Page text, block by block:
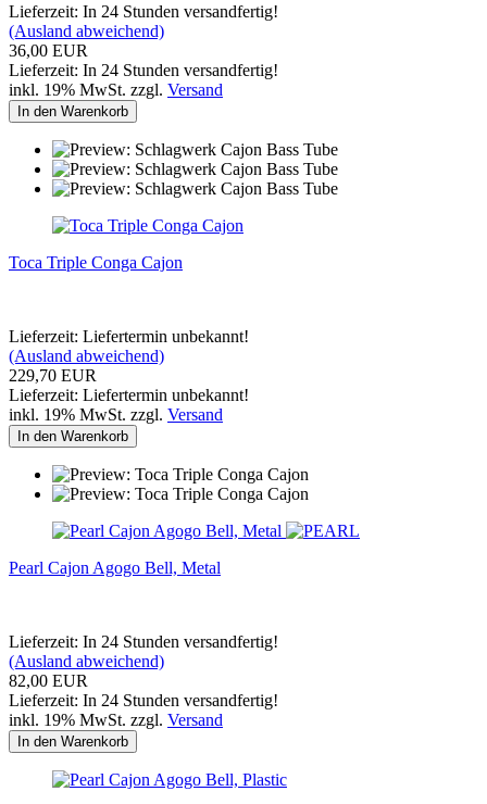
Lieferzeit: In 24 Stunden versandfertig!
(Ausland abweichend)
36,00 EUR
Lieferzeit: In 24 Stunden versandfertig!
inkl. 19% MwSt. zzgl. Versand
In den Warenkorb
Toca Triple Conga Cajon
Lieferzeit: Liefertermin unbekannt!
(Ausland abweichend)
229,70 EUR
Lieferzeit: Liefertermin unbekannt!
inkl. 19% MwSt. zzgl. Versand
In den Warenkorb
Pearl Cajon Agogo Bell, Metal
Lieferzeit: In 24 Stunden versandfertig!
(Ausland abweichend)
82,00 EUR
Lieferzeit: In 24 Stunden versandfertig!
inkl. 19% MwSt. zzgl. Versand
In den Warenkorb